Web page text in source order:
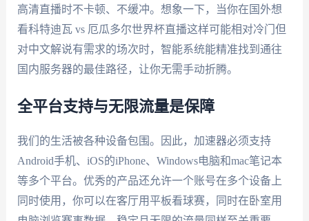
高清直播时不卡顿、不缓冲。想象一下，当你在国外想
看科特迪瓦 vs 厄瓜多尔世界杯直播这样可能相对冷门但
对中文解说有需求的场次时，智能系统能精准找到通往
国内服务器的最佳路径，让你无需手动折腾。
全平台支持与无限流量是保障
我们的生活被各种设备包围。因此，加速器必须支持
Android手机、iOS的iPhone、Windows电脑和mac笔记本
等多个平台。优秀的产品还允许一个账号在多个设备上
同时使用，你可以在客厅用平板看球赛，同时在卧室用